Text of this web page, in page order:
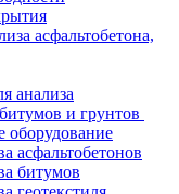
асфальтобетона,
анализа
и грунтов
оборудование
асфальтобетонов
битумов